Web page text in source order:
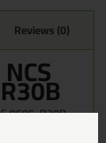
Reviews (0)
0505-R30B